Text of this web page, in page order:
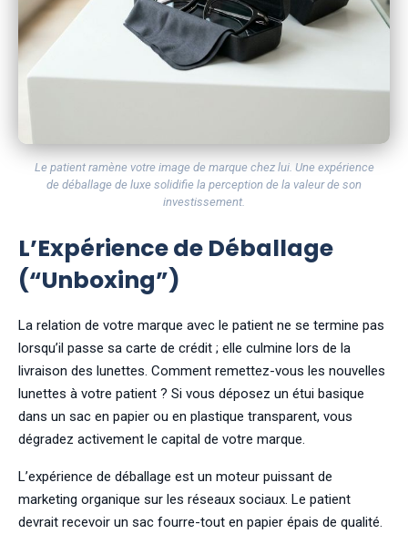
Le patient ramène votre image de marque chez lui. Une expérience
de déballage de luxe solidifie la perception de la valeur de son
investissement.
L’Expérience de Déballage
(“Unboxing”)
La relation de votre marque avec le patient ne se termine pas
lorsqu’il passe sa carte de crédit ; elle culmine lors de la
livraison des lunettes. Comment remettez-vous les nouvelles
lunettes à votre patient ? Si vous déposez un étui basique
dans un sac en papier ou en plastique transparent, vous
dégradez activement le capital de votre marque.
L’expérience de déballage est un moteur puissant de
marketing organique sur les réseaux sociaux. Le patient
devrait recevoir un sac fourre-tout en papier épais de qualité.